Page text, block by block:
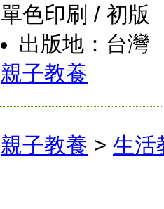
單色印刷 / 初版
出版地：台灣
親子教養
親子教養 > 生活